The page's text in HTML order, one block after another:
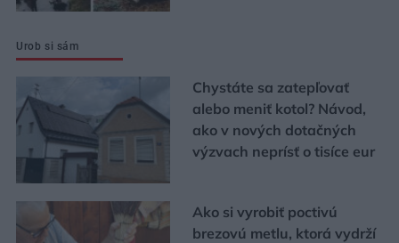
Urob si sám
Chystáte sa zatepľovať
alebo meniť kotol? Návod,
ako v nových dotačných
výzvach neprísť o tisíce eur
Ako si vyrobiť poctivú
brezovú metlu, ktorá vydrží